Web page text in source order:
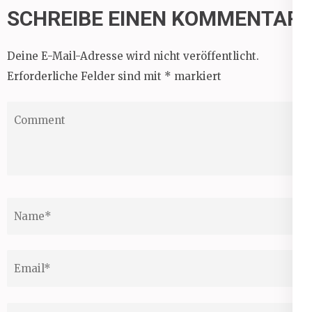
SCHREIBE EINEN KOMMENTAR
Deine E-Mail-Adresse wird nicht veröffentlicht.
Erforderliche Felder sind mit * markiert